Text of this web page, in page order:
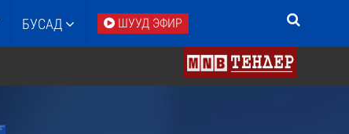
БУСАД ШУУД ЭФИР